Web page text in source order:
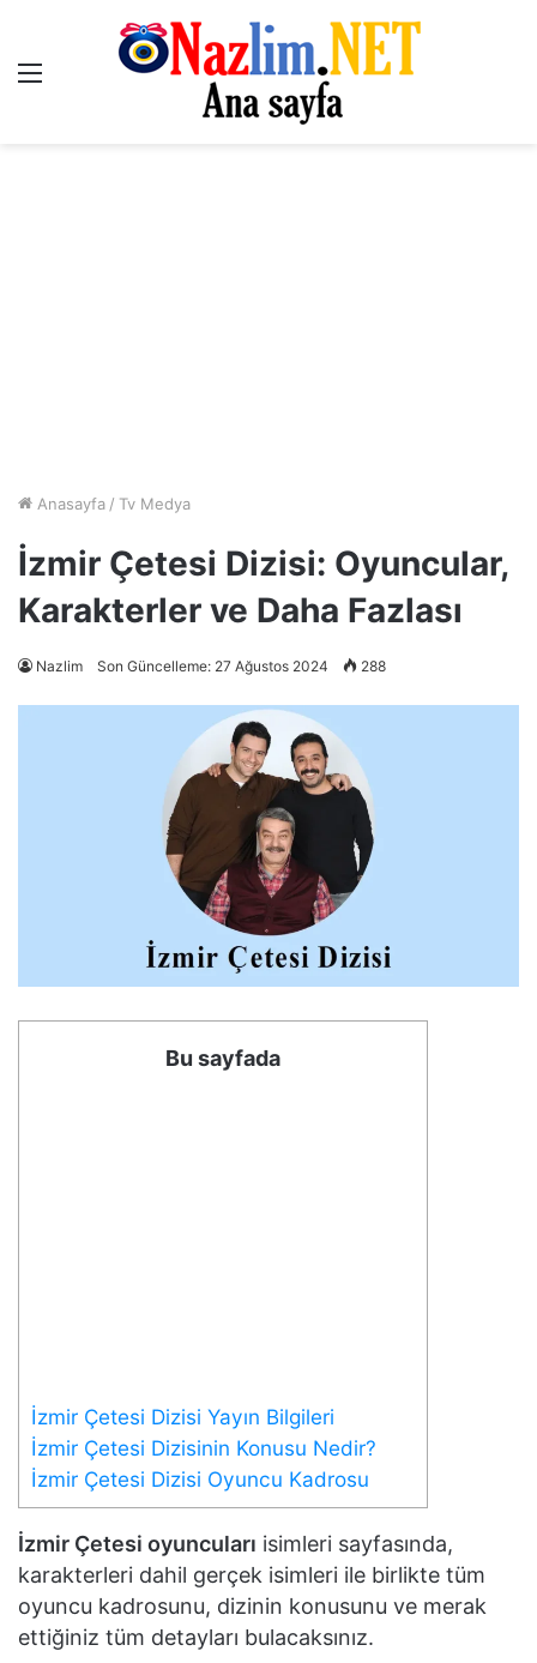
Menü
Anasayfa / Tv Medya
İzmir Çetesi Dizisi: Oyuncular,
Karakterler ve Daha Fazlası
Nazlim Son Güncelleme: 27 Ağustos 2024 288
Bu sayfada
İzmir Çetesi Dizisi Yayın Bilgileri
İzmir Çetesi Dizisinin Konusu Nedir?
İzmir Çetesi Dizisi Oyuncu Kadrosu
İzmir Çetesi oyuncuları isimleri sayfasında,
karakterleri dahil gerçek isimleri ile birlikte tüm
oyuncu kadrosunu, dizinin konusunu ve merak
ettiğiniz tüm detayları bulacaksınız.